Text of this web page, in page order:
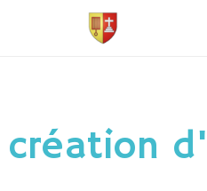
création